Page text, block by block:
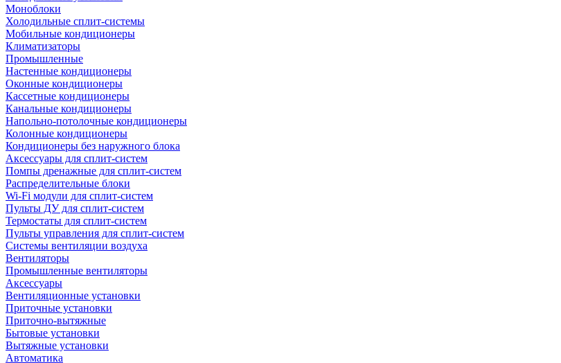
Моноблоки
Холодильные сплит-системы
Мобильные кондиционеры
Климатизаторы
Промышленные
Настенные кондиционеры
Оконные кондиционеры
Кассетные кондиционеры
Канальные кондиционеры
Напольно-потолочные кондиционеры
Колонные кондиционеры
Кондиционеры без наружного блока
Аксессуары для сплит-систем
Помпы дренажные для сплит-систем
Распределительные блоки
Wi-Fi модули для сплит-систем
Пульты ДУ для сплит-систем
Термостаты для сплит-систем
Пульты управления для сплит-систем
Системы вентиляции воздуха
Вентиляторы
Промышленные вентиляторы
Аксессуары
Вентиляционные установки
Приточные установки
Приточно-вытяжные
Бытовые установки
Вытяжные установки
Автоматика